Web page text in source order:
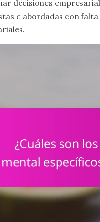
decisiones
o abordadas con